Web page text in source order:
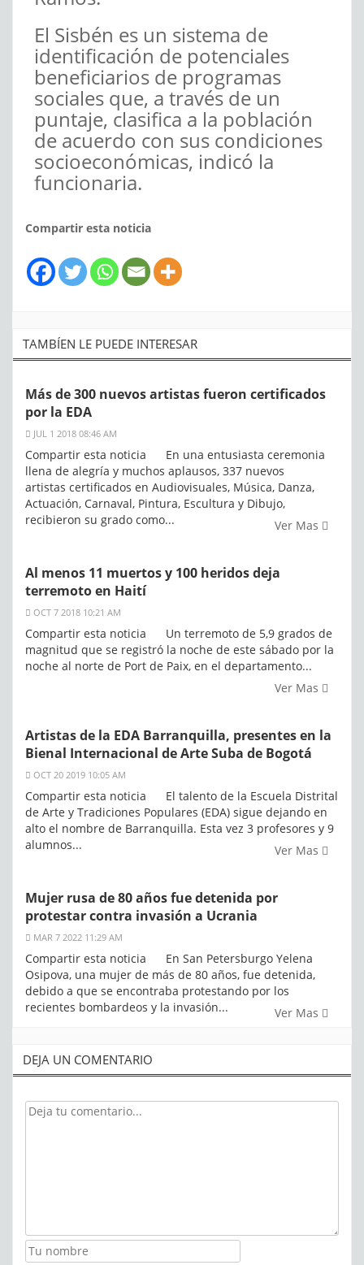
El Sisbén es un sistema de
identificación de potenciales
beneficiarios de programas
sociales que, a través de un
puntaje, clasifica a la población
de acuerdo con sus condiciones
socioeconómicas, indicó la
funcionaria.
Compartir esta noticia
TAMBÍEN LE PUEDE INTERESAR
Más de 300 nuevos artistas fueron certificados
por la EDA
JUL 1 2018 08:46 AM
Compartir esta noticia En una entusiasta ceremonia
llena de alegría y muchos aplausos, 337 nuevos
artistas certificados en Audiovisuales, Música, Danza,
Actuación, Carnaval, Pintura, Escultura y Dibujo,
recibieron su grado como...
Ver Mas
Al menos 11 muertos y 100 heridos deja
terremoto en Haití
OCT 7 2018 10:21 AM
Compartir esta noticia Un terremoto de 5,9 grados de
magnitud que se registró la noche de este sábado por la
noche al norte de Port de Paix, en el departamento...
Ver Mas
Artistas de la EDA Barranquilla, presentes en la
Bienal Internacional de Arte Suba de Bogotá
OCT 20 2019 10:05 AM
Compartir esta noticia El talento de la Escuela Distrital
de Arte y Tradiciones Populares (EDA) sigue dejando en
alto el nombre de Barranquilla. Esta vez 3 profesores y 9
alumnos...
Ver Mas
Mujer rusa de 80 años fue detenida por
protestar contra invasión a Ucrania
MAR 7 2022 11:29 AM
Compartir esta noticia En San Petersburgo Yelena
Osipova, una mujer de más de 80 años, fue detenida,
debido a que se encontraba protestando por los
recientes bombardeos y la invasión...
Ver Mas
DEJA UN COMENTARIO